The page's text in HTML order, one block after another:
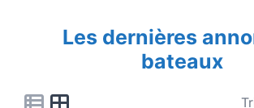
Les dernières
bateaux